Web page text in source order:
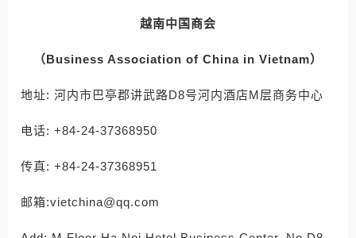
越南中国商会
（Business Association of China in Vietnam）
地址: 河内市巴亭郡讲武路D8号河内酒店M层商务中心
电话: +84-24-37368950
传真: +84-24-37368951
邮箱:vietchina@qq.com